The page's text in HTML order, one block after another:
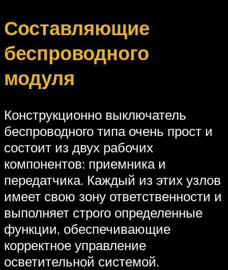
Составляющие
беспроводного
модуля
Конструкционно выключатель
беспроводного типа очень прост и
состоит из двух рабочих
компонентов: приемника и
передатчика. Каждый из этих узлов
имеет свою зону ответственности и
выполняет строго определенные
функции, обеспечивающие
корректное управление
осветительной системой.